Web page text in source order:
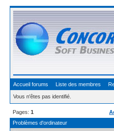
Accueil forums Liste des membres
Vous n'êtes pas identifié.
Pages: 1
Problèmes d'ordinateur